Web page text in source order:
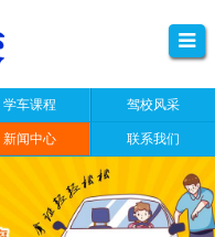
学车课程 驾校风采
新闻中心 联系我们